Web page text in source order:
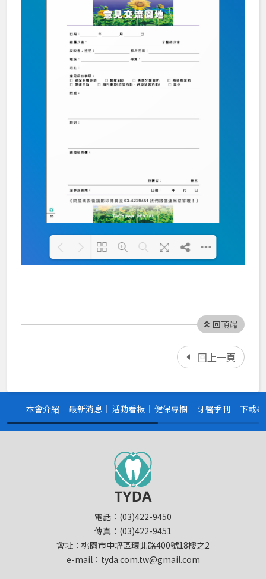
回頂端
回上一頁
本會介紹 最新消息 活動看板 健保專欄 牙醫季刊 下載
電話：(03)422-9450
傳真：(03)422-9451
會址：桃園市中壢區環北路400號18樓之2
e-mail：tyda.com.tw@gmail.com